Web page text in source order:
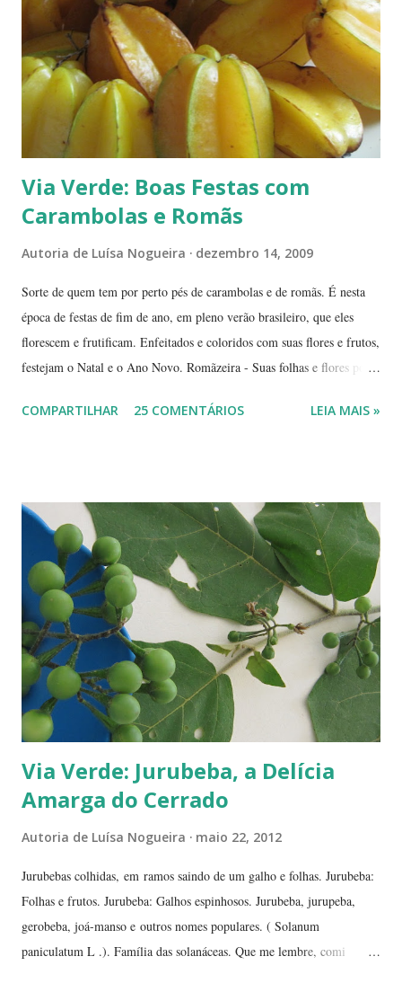
conheci. Compramos muitas. Quando a experimentei... Ah! Como é
de-li-ci-o-sa! Comecei a degustá-las e só parei porque me contaram
uma 'historinha': a de um brasileiro que, a...
Via Verde: Boas Festas com
Carambolas e Romãs
Autoria de Luísa Nogueira dezembro 14, 2009
Sorte de quem tem por perto pés de carambolas e de romãs. É nesta
época de festas de fim de ano, em pleno verão brasileiro, que eles
florescem e frutificam. Enfeitados e coloridos com suas flores e frutos,
festejam o Natal e o Ano Novo. Romãzeira - Suas folhas e flores por
por tons mesclados de rosa, amarelo e laranja. No meio das flores
jóias preciosas, estão presentes na ceia de réveillon. Sim, eles nos
remetem a alegres brincadeiras - por muitos levadas a sério: São
guardados em carteiras, deixados sob os pratos e por aí vai ... E,
dizem, é um sinal de boa sorte para o ano que começa. Caramboleira -
Quer um Natal bem brasileiro? Use a imaginação, enfeitando su...
COMPARTILHAR 25 COMENTÁRIOS LEIA MAIS »
Via Verde: Jurubeba, a Delícia
Amarga do Cerrado
Autoria de Luísa Nogueira maio 22, 2012
Jurubebas colhidas, em ramos saindo de um galho e folhas. Jurubeba:
Folhas e frutos. Jurubeba: Galhos espinhosos. Jurubeba, jurupeba,
gerobeba, joá-manso e outros nomes populares. ( Solanum
paniculatum L .). Família das solanáceas. Que me lembre, comi